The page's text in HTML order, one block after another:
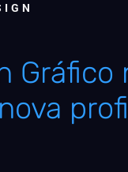
Gráfico